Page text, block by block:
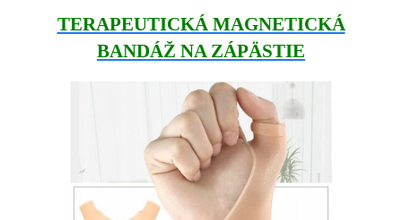
TERAPEUTICKÁ MAGNETICKÁ
BANDÁŽ NA ZÁPÄSTIE